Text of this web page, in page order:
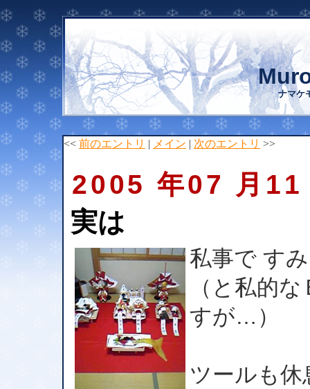
ナマケ
<< 前のエントリ | メイン | 次のエントリ >>
2005 年07 月11
実は
私事で す
（と私的
すが…）
ツールも休